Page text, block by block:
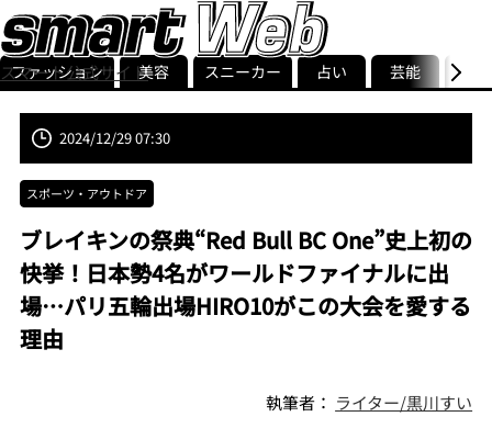
スマート公式サイト
smart最新号
記事一覧ランキング
ストリ
ファッション 美容 スニーカー 占い 芸能 グル
2024/12/29 07:30
スポーツ・アウトドア
ブレイキンの祭典“Red Bull BC One”史上初の
快挙！日本勢4名がワールドファイナルに出
場…パリ五輪出場HIRO10がこの大会を愛する
理由
執筆者： ライター/黒川すい